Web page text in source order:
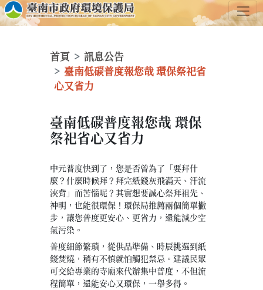
首頁
訊息公告
臺南低碳普度報您哉 環保祭祀省
心又省力
臺南低碳普度報您哉 環保
祭祀省心又省力
中元普度快到了，您是否曾為了「要拜什
麼？什麼時候拜？拜完紙錢灰飛滿天、汗流
浹背」而苦惱呢？其實想要誠心祭拜祖先、
神明，也能很環保！環保局推薦兩個簡單撇
步，讓您普度更安心、更省力，還能減少空
氣污染。
普度細節繁瑣，從供品準備、時辰挑選到紙
錢焚燒，稍有不慎就怕觸犯禁忌。建議民眾
可交給專業的寺廟來代辦集中普度，不但流
程簡單，還能安心又環保，一舉多得。